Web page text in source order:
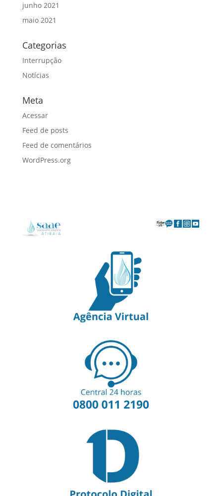
junho 2021
maio 2021
Categorias
Interrupção
Notícias
Meta
Acessar
Feed de posts
Feed de comentários
WordPress.org